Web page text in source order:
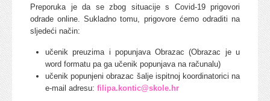
Preporuka je da se zbog situacije s Covid-19 prigovori
odrade online. Sukladno tomu, prigovore ćemo odraditi na
sljedeći način:
učenik preuzima i popunjava Obrazac (Obrazac je u
word formatu pa ga učenik popunjava na računalu)
učenik popunjeni obrazac šalje ispitnoj koordinatorici na
e-mail adresu: filipa.kontic@skole.hr